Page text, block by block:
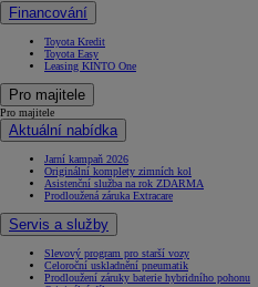
Financování
Toyota Kredit
Toyota Easy
Leasing KINTO One
Pro majitele
Pro majitele
Aktuální nabídka
Jarní kampaň 2026
Originální komplety zimních kol
Asistenční služba na rok ZDARMA
Prodloužená záruka Extracare
Servis a služby
Slevový program pro starší vozy
Celoroční uskladnění pneumatik
Prodloužení záruky baterie hybridního pohonu